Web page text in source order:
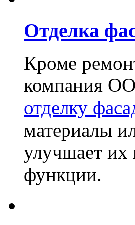
Отделка
Кроме
компания
отделку
материалы
улучшает их
функции.